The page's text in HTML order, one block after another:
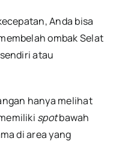
Anda bisa
ombak Selat
atau
hanya melihat
spotbawah
di area yang